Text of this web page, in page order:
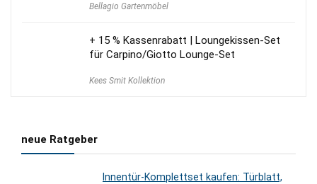
Bellagio Gartenmöbel
+ 15 % Kassenrabatt | Loungekissen-Set
für Carpino/Giotto Lounge-Set
Kees Smit Kollektion
neue Ratgeber
Innentür-Komplettset kaufen: Türblatt,